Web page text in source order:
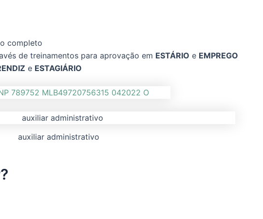
completo
de treinamentos para aprovação em ESTÁRIO e EMPREGO
e ESTAGIÁRIO
auxiliar administrativo